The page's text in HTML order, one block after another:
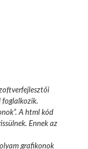
”.A html kód
Ennek az
grafikonok